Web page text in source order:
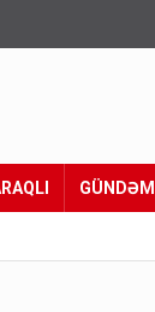
GÜNDƏM